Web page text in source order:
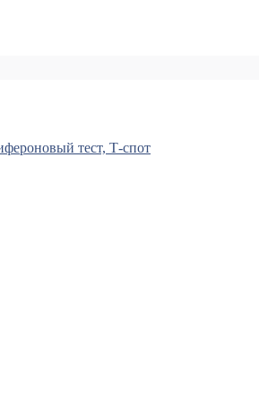
тест, Т-спот